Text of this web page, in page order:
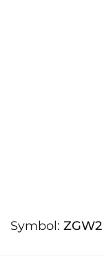
Symbol: ZGW2